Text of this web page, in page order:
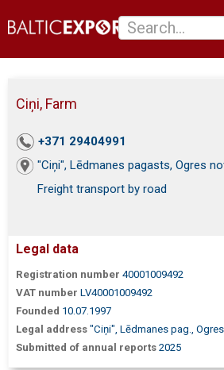
Ciņi, Farm
+371 29404991
"Ciņi", Lēdmanes pagasts, Ogres
Freight transport by road
Legal data
Registration number 40001009492
VAT number LV40001009492
Founded 10.07.1997
Legal address "Ciņi", Lēdmanes pag., Ogres
Submitted of annual reports 2025